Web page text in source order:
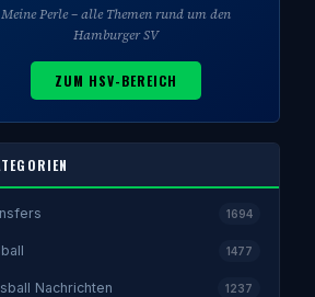
Meine Perle – alle Themen rund um den
Hamburger SV
ZUM HSV-BEREICH
1694
1477
Nachrichten 1237